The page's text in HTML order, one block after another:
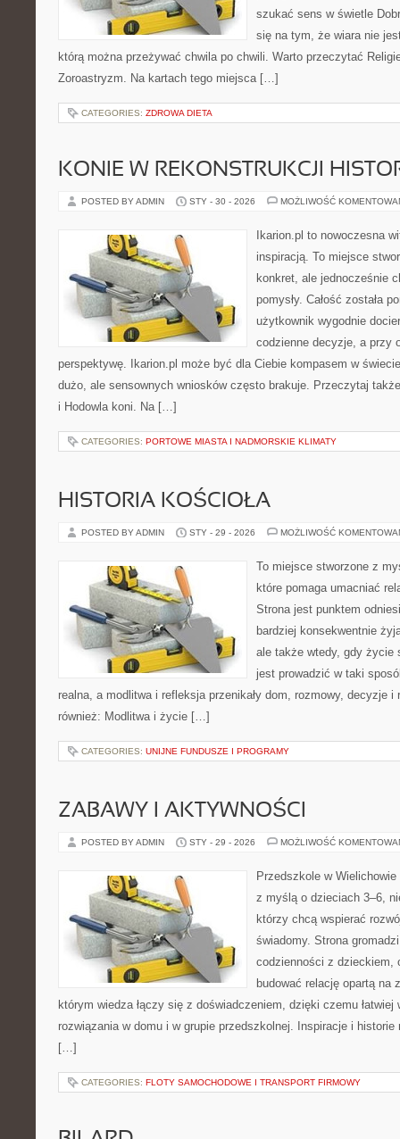
szukać sens w świetle
się na tym, że wiara nie
którą można przeżywać chwila po chwili. Warto przeczytać
Zoroastryzm. Na kartach tego miejsca […]
CATEGORIES: ZDROWA DIETA
KONIE W REKONSTRUKCJI
POSTED BY ADMIN STY - 30 - 2026 MOŻLIWOŚĆ
Ikarion.pl to nowoczesna
inspiracją. To miejsce
konkret, ale jednocześnie
pomysły. Całość została
użytkownik wygodnie
codzienne decyzje, a przy
perspektywę. Ikarion.pl może być dla Ciebie kompasem w
dużo, ale sensownych wniosków często brakuje. Przeczytaj
i Hodowla koni. Na […]
CATEGORIES: PORTOWE MIASTA I NADMORSKIE KLIMATY
HISTORIA KOŚCIOŁA
POSTED BY ADMIN STY - 29 - 2026 MOŻLIWOŚĆ
To miejsce stworzone z
które pomaga umacniać
Strona jest punktem
bardziej konsekwentnie
ale także wtedy, gdy życie
jest prowadzić w taki
realna, a modlitwa i refleksja przenikały dom, rozmowy, decyzje
również: Modlitwa i życie […]
CATEGORIES: UNIJNE FUNDUSZE I PROGRAMY
ZABAWY I AKTYWNOŚCI
POSTED BY ADMIN STY - 29 - 2026 MOŻLIWOŚĆ
Przedszkole w
z myślą o dzieciach 3–6,
którzy chcą wspierać
świadomy. Strona
codzienności z dzieckiem,
budować relację opartą na
którym wiedza łączy się z doświadczeniem, dzięki czemu łatwiej
rozwiązania w domu i w grupie przedszkolnej. Inspiracje i historie
[…]
CATEGORIES: FLOTY SAMOCHODOWE I TRANSPORT FIRMOWY